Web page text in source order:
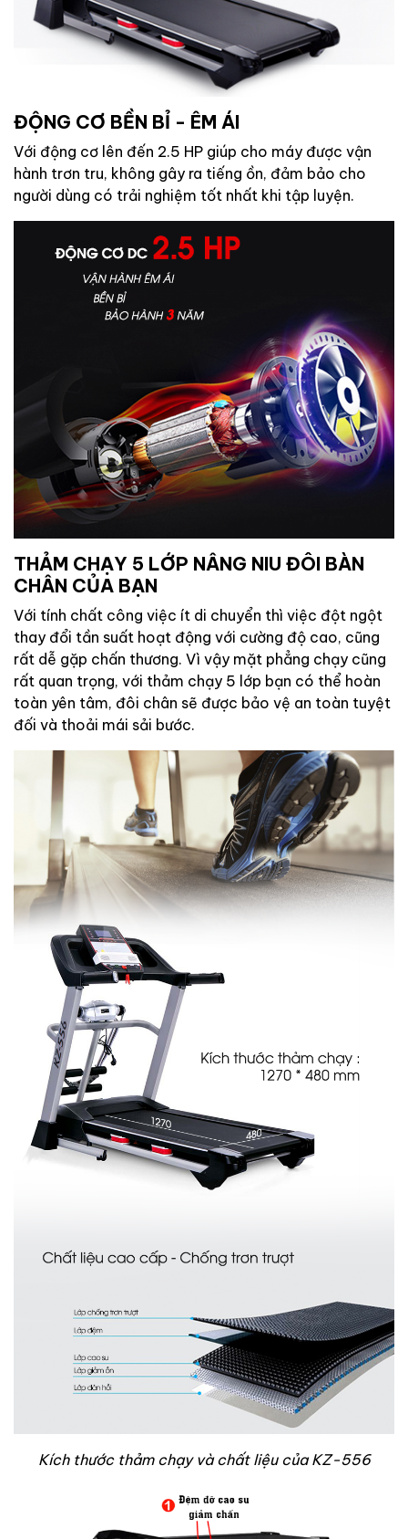
ĐỘNG CƠ BỀN BỈ - ÊM ÁI
Với động cơ lên đến 2.5 HP giúp cho máy được vận
hành trơn tru, không gây ra tiếng ồn, đảm bảo cho
người dùng có trải nghiệm tốt nhất khi tập luyện.
THẢM CHẠY 5 LỚP NÂNG NIU ĐÔI BÀN
CHÂN CỦA BẠN
Với tính chất công việc ít di chuyển thì việc đột ngột
thay đổi tần suất hoạt động với cường độ cao, cũng
rất dễ gặp chấn thương. Vì vậy mặt phẳng chạy cũng
rất quan trọng, với thảm chạy 5 lớp bạn có thể hoàn
toàn yên tâm, đôi chân sẽ được bảo vệ an toàn tuyệt
đối và thoải mái sải bước.
Kích thước thảm chạy và chất liệu của KZ-556